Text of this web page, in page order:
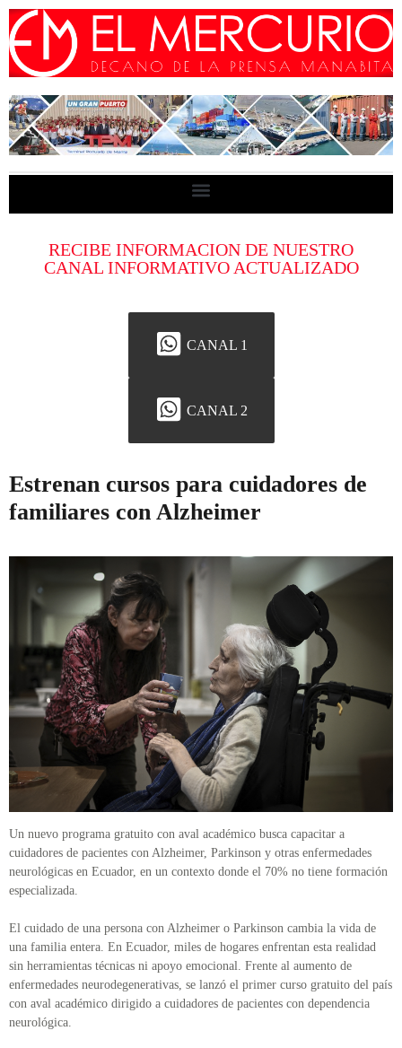
RECIBE INFORMACION DE NUESTRO
CANAL INFORMATIVO ACTUALIZADO
CANAL 1
CANAL 2
Estrenan cursos para cuidadores de
familiares con Alzheimer
Un nuevo programa gratuito con aval académico busca capacitar a
cuidadores de pacientes con Alzheimer, Parkinson y otras enfermedades
neurológicas en Ecuador, en un contexto donde el 70% no tiene formación
especializada.
El cuidado de una persona con Alzheimer o Parkinson cambia la vida de
una familia entera. En Ecuador, miles de hogares enfrentan esta realidad
sin herramientas técnicas ni apoyo emocional. Frente al aumento de
enfermedades neurodegenerativas, se lanzó el primer curso gratuito del país
con aval académico dirigido a cuidadores de pacientes con dependencia
neurológica.